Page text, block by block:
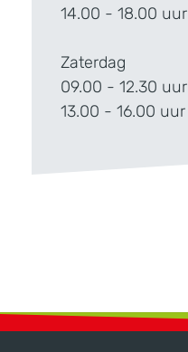
14.00 - 18.00 uur
Zaterdag
09.00 - 12.30 uur
13.00 - 16.00 uur